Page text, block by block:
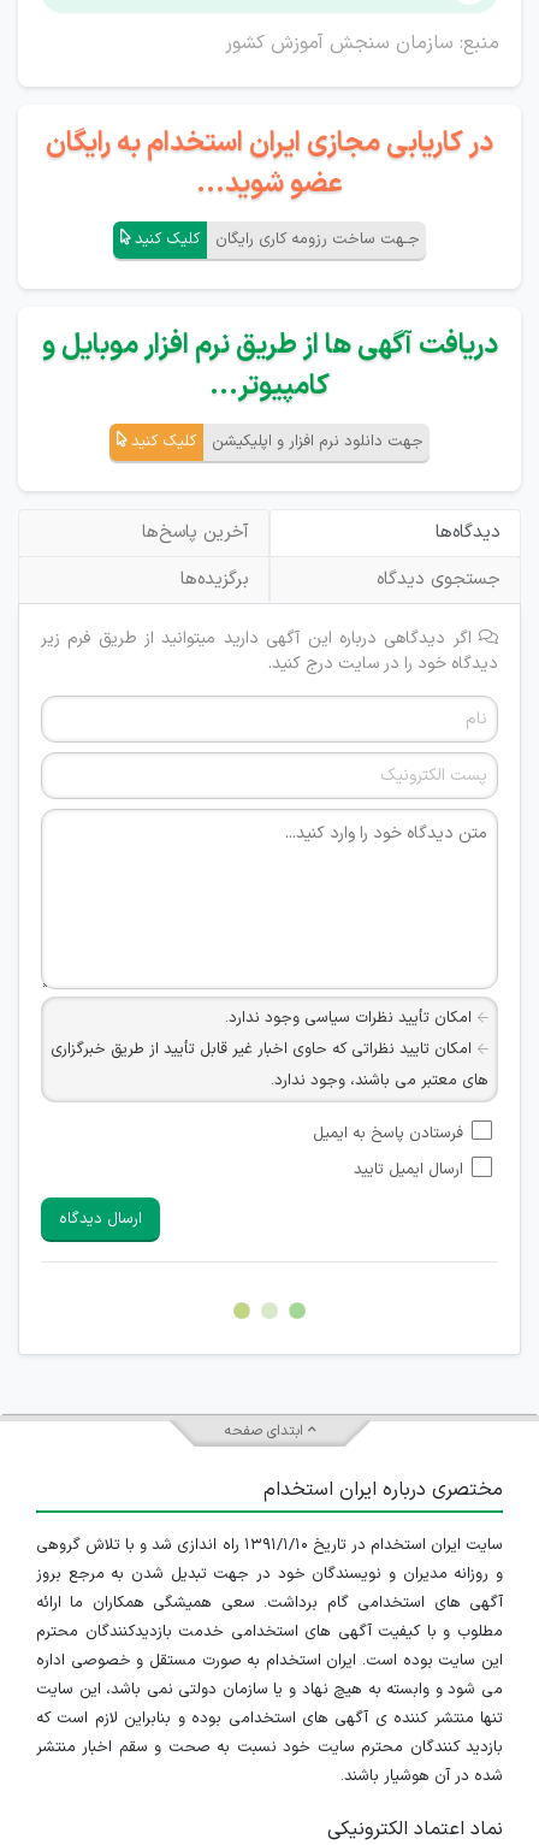
منبع: سازمان سنجش آموزش کشور
در کاریابی مجازی ایران استخدام به رایگان
عضو شوید...
جـهت ساخت رزومه کاری رایگان کلیک کنید
دریافت آگهی ها از طریق نرم افزار موبایل و
کامپیوتر...
جهت دانلود نرم افزار و اپلیکیشن کلیک کنید
دیدگاه‌ها
آخرین پاسخ‌ها
جستجوی دیدگاه
برگزیده‌ها
اگر دیدگاهی درباره این آگهی دارید میتوانید از طریق فرم زیر
دیدگاه خود را در سایت درج کنید.
امکان تأیید نظرات سیاسی وجود ندارد.
امکان تایید نظراتی که حاوی اخبار غیر قابل تأیید از طریق خبرگزاری
های معتبر می باشند، وجود ندارد.
شبکه های مجازی ارتباطی می باشند وجود ندارد.
امکان تأیید نظرات کاربرانی که به هر طریقی قصد مأیوس کردن
هرگونه تحریک، تحقیر و کنایه به سایر افراد (مسئول و غیر مسئول)
غیر مجاز می باشد.
امکان هماهنگی برای هرگونه ملاقات حضوری چه به صورت دسته
فرستادن پاسخ به ایمیل
ارسال ایمیل تایید
ارسال دیدگاه
ابتدای صفحه
مختصری درباره ایران استخدام
سایت ایران استخدام در تاریخ ۱۳۹۱/۱/۱۰ راه اندازی شد و با تلاش گروهی
و روزانه مدیران و نویسندگان خود در جهت تبدیل شدن به مرجع بروز
آگهی های استخدامی گام برداشت. سعی همیشگی همکاران ما ارائه
مطلوب و با کیفیت آگهی های استخدامی خدمت بازدیدکنندگان محترم
این سایت بوده است. ایران استخدام به صورت مستقل و خصوصی اداره
می شود و وابسته به هیچ نهاد و یا سازمان دولتی نمی باشد، این سایت
تنها منتشر کننده ی آگهی های استخدامی بوده و بنابراین لازم است که
بازدید کنندگان محترم سایت خود نسبت به صحت و سقم اخبار منتشر
شده در آن هوشیار باشند.
نماد اعتماد الکترونیکی